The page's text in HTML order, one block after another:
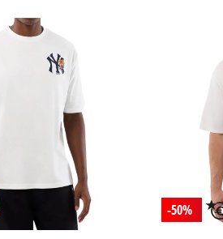
-50%